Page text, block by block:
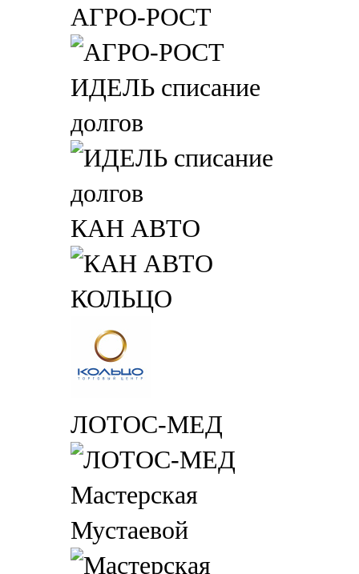
АГРО-РОСТ
ИДЕЛЬ списание
долгов
КАН АВТО
КОЛЬЦО
ЛОТОС-МЕД
Мастерская
Мустаевой